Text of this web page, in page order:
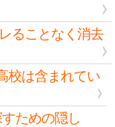
ることなく消去
校は含まれてい
ための隠し